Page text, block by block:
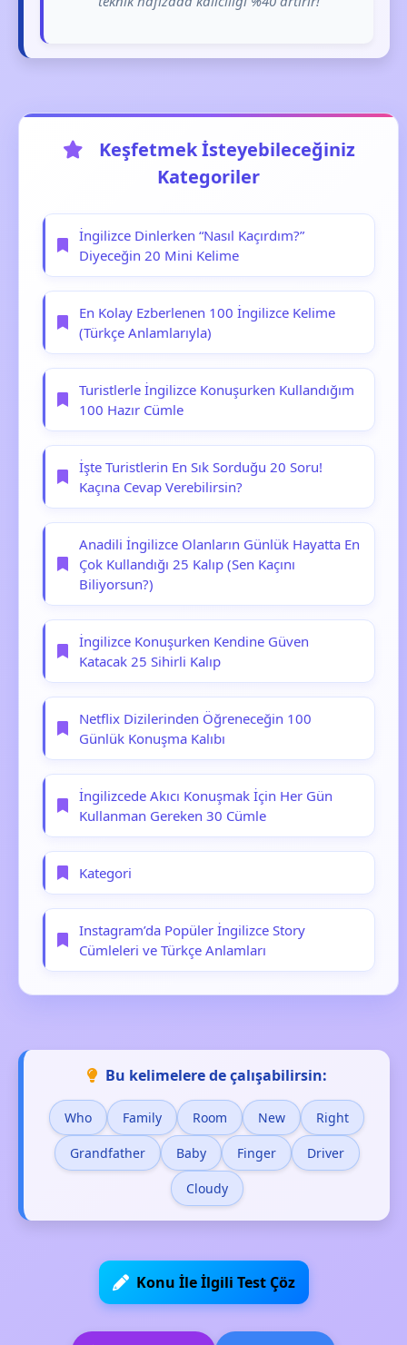
Keşfetmek İsteyebileceğiniz
Kategoriler
İngilizce Dinlerken “Nasıl Kaçırdım?”
Diyeceğin 20 Mini Kelime
En Kolay Ezberlenen 100 İngilizce Kelime
(Türkçe Anlamlarıyla)
Turistlerle İngilizce Konuşurken Kullandığım
100 Hazır Cümle
İşte Turistlerin En Sık Sorduğu 20 Soru!
Kaçına Cevap Verebilirsin?
Anadili İngilizce Olanların Günlük Hayatta En
Çok Kullandığı 25 Kalıp (Sen Kaçını
Biliyorsun?)
İngilizce Konuşurken Kendine Güven
Katacak 25 Sihirli Kalıp
Netflix Dizilerinden Öğreneceğin 100
Günlük Konuşma Kalıbı
İngilizcede Akıcı Konuşmak İçin Her Gün
Kullanman Gereken 30 Cümle
Kategori
Instagram’da Popüler İngilizce Story
Cümleleri ve Türkçe Anlamları
Bu kelimelere de çalışabilirsin:
Who Family Room New Right
Grandfather Baby Finger Driver
Cloudy
Konu İle İlgili Test Çöz